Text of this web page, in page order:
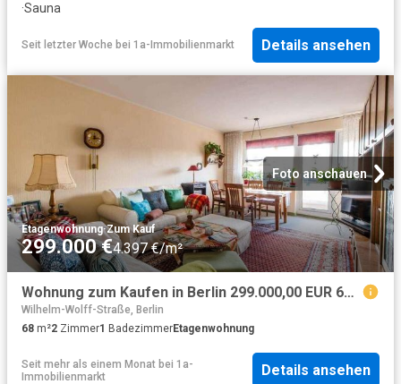
·Sauna
Seit letzter Woche bei 1a-Immobilienmarkt Details ansehen
Foto anschauen
Etagenwohnung·Zum Kauf
299.000 €4.397 €/m²
Wohnung zum Kaufen in Berlin 299.000,00 EUR 68.17 m²
Wilhelm-Wolff-Straße, Berlin
68 m²2 Zimmer1 BadezimmerEtagenwohnung
Seit mehr als einem Monat bei 1a-
Immobilienmarkt
Details ansehen